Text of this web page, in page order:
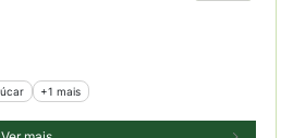
+1 mais